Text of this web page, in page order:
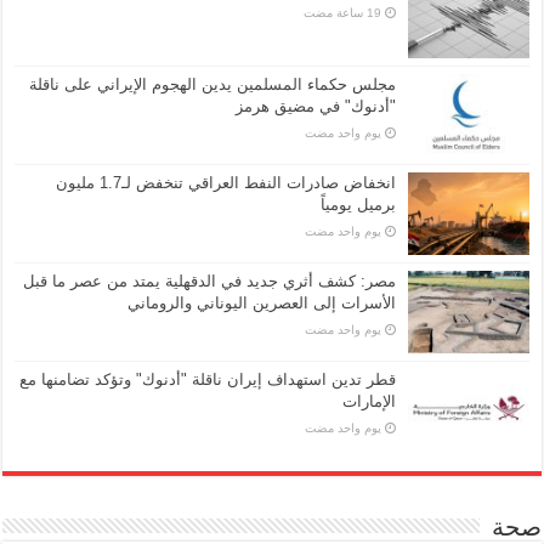
مجلس حكماء المسلمين يدين الهجوم الإيراني على ناقلة
"أدنوك" في مضيق هرمز
‏يوم واحد مضت
انخفاض صادرات النفط العراقي تنخفض لـ1.7 مليون
برميل يومياً
‏يوم واحد مضت
مصر: كشف أثري جديد في الدقهلية يمتد من عصر ما قبل
الأسرات إلى العصرين اليوناني والروماني
‏يوم واحد مضت
قطر تدين استهداف إيران ناقلة "أدنوك" وتؤكد تضامنها مع
الإمارات
‏يوم واحد مضت
صحة